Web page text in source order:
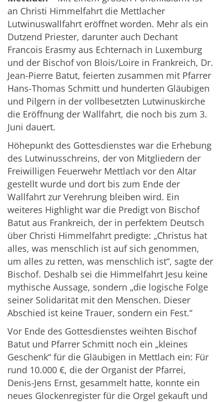
an Christi Himmelfahrt die Mettlacher
Lutwinuswallfahrt eröffnet worden. Mehr als ein
Dutzend Priester, darunter auch Dechant
Francois Erasmy aus Echternach in Luxemburg
und der Bischof von Blois/Loire in Frankreich, Dr.
Jean-Pierre Batut, feierten zusammen mit Pfarrer
Hans-Thomas Schmitt und hunderten Gläubigen
und Pilgern in der vollbesetzten Lutwinuskirche
die Eröffnung der Wallfahrt, die noch bis zum 3.
Juni dauert.
Höhepunkt des Gottesdienstes war die Erhebung
des Lutwinusschreins, der von Mitgliedern der
Freiwilligen Feuerwehr Mettlach vor den Altar
gestellt wurde und dort bis zum Ende der
Wallfahrt zur Verehrung bleiben wird. Ein
weiteres Highlight war die Predigt von Bischof
Batut aus Frankreich, der in perfektem Deutsch
über Christi Himmelfahrt predigte: „Christus hat
alles, was menschlich ist auf sich genommen,
um alles zu retten, was menschlich ist“, sagte der
Bischof. Deshalb sei die Himmelfahrt Jesu keine
mythische Aussage, sondern „die logische Folge
seiner Solidarität mit den Menschen. Dieser
Abschied ist keine Trauer, sondern ein Fest.“
Vor Ende des Gottesdienstes weihten Bischof
Batut und Pfarrer Schmitt noch ein „kleines
Geschenk“ für die Gläubigen in Mettlach ein: Für
rund 10.000 €, die der Organist der Pfarrei,
Denis-Jens Ernst, gesammelt hatte, konnte ein
neues Glockenregister für die Orgel gekauft und